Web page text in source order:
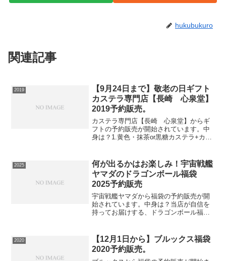
hukubukuro
関連記事
2019
【9月24日まで】敬老の日ギフト
カステラ専門店【長崎 心泉堂】
2019予約販売。
カステラ専門店【長崎 心泉堂】からギ
フトの予約販売が開始されています。中
身は？1.黄色・抹茶or黒糖カステラ+カー
茶or黒わらび餅+長寿カステラ6.コーヒ
ー...
2025
何が出るかはお楽しみ！宇宙戦艦
ヤマダのドラゴンボール福袋
2025予約販売
宇宙戦艦ヤマダから福袋の予約販売が開
始されています。中身は？当店が自信を
持ってお届けする、ドラゴンボール福袋
グッズも幅広くカバーしております！
何が出るかは、開いてから...
2020
【12月1日から】ブルックス福袋
2020予約販売。